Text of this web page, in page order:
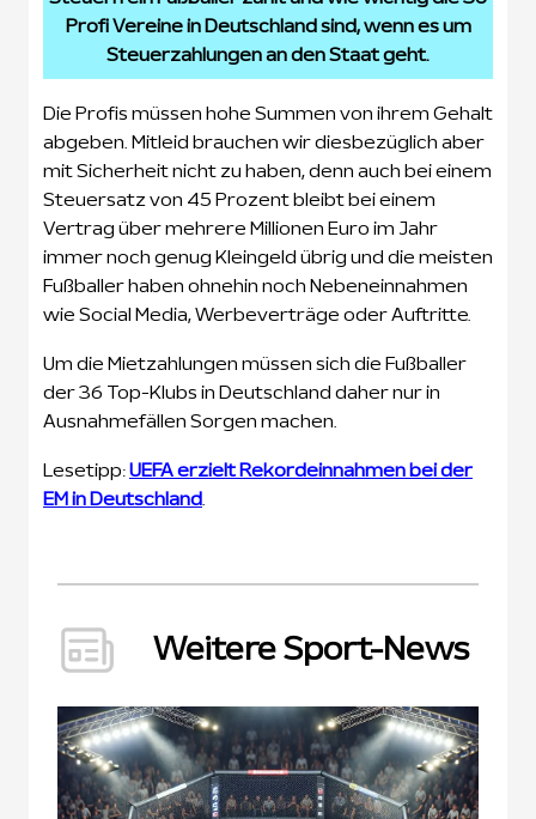
Profi Vereine in Deutschland sind, wenn es um
Steuerzahlungen an den Staat geht.
Die Profis müssen hohe Summen von ihrem Gehalt
abgeben. Mitleid brauchen wir diesbezüglich aber
mit Sicherheit nicht zu haben, denn auch bei einem
Steuersatz von 45 Prozent bleibt bei einem
Vertrag über mehrere Millionen Euro im Jahr
immer noch genug Kleingeld übrig und die meisten
Fußballer haben ohnehin noch Nebeneinnahmen
wie Social Media, Werbeverträge oder Auftritte.
Um die Mietzahlungen müssen sich die Fußballer
der 36 Top-Klubs in Deutschland daher nur in
Ausnahmefällen Sorgen machen.
Lesetipp:UEFA erzielt Rekordeinnahmen bei der
EM in Deutschland
Weitere Sport-News